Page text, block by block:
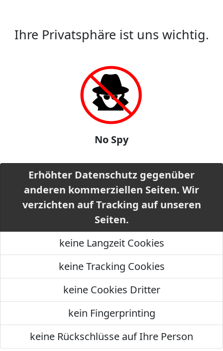
Ihre Privatsphäre ist uns wichtig.
No Spy
Erhöhter Datenschutz gegenüber
anderen kommerziellen Seiten. Wir
verzichten auf Tracking auf unseren
Seiten.
keine Langzeit Cookies
keine Tracking Cookies
keine Cookies Dritter
kein Fingerprinting
keine Rückschlüsse auf Ihre Person